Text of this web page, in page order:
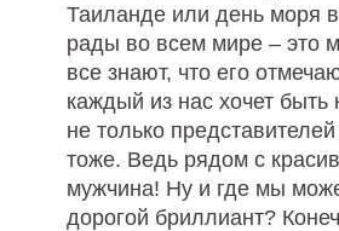
Таиланде или день моря
рады во всем мире – это
все знают, что его
каждый из нас хочет
не только
тоже. Ведь рядом с
мужчина! Ну и где мы
дорогой бриллиант?